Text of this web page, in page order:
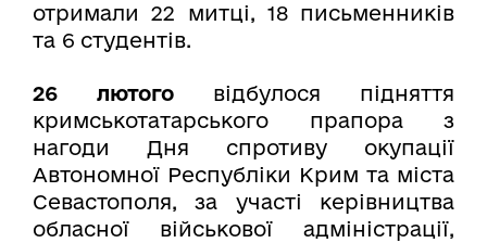
отримали 22 митці, 18 письменників
та 6 студентів.
26 лютого відбулося підняття
кримськотатарського прапора з
нагоди Дня спротиву окупації
Автономної Республіки Крим та міста
Севастополя, за участі керівництва
обласної військової адміністрації,